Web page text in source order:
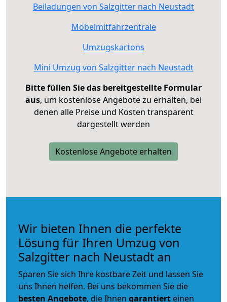
Beiladungen von Salzgitter nach Neustadt
Möbelmitfahrzentrale
Umzugskartons
Mini Umzug von Salzgitter nach Neustadt
Bitte füllen Sie das bereitgestellte Formular
aus, um kostenlose Angebote zu erhalten, bei
denen alle Preise und Kosten transparent
dargestellt werden
Kostenlose Angebote erhalten
Wir bieten Ihnen die perfekte
Lösung für Ihren Umzug von
Salzgitter nach Neustadt an
Sparen Sie sich Ihre kostbare Zeit und lassen Sie
uns Ihnen helfen. Bei uns bekommen Sie die
besten Angebote, die Ihnen garantiert einen